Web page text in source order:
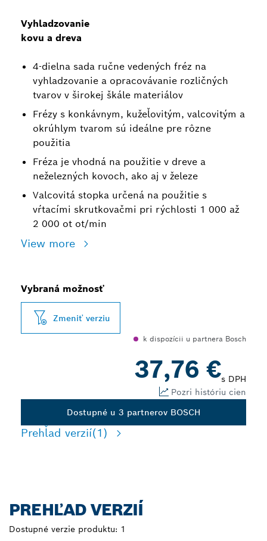
Vyhladzovanie
kovu a dreva
4-dielna sada ručne vedených fréz na
vyhladzovanie a opracovávanie rozličných
tvarov v širokej škále materiálov
Frézy s konkávnym, kužeľovitým, valcovitým a
okrúhlym tvarom sú ideálne pre rôzne
použitia
Fréza je vhodná na použitie v dreve a
neželezných kovoch, ako aj v železe
Valcovitá stopka určená na použitie s
vŕtacími skrutkovačmi pri rýchlosti 1 000 až
2 000 ot ot/min
View more
Vybraná možnosť
Zmeniť verziu
k dispozícii u partnera Bosch
37,76 €s DPH
Pozri históriu cien
Dostupné u 3 partnerov BOSCH
Prehľad verzií(1)
PREHĽAD VERZIÍ
Dostupné verzie produktu: 1